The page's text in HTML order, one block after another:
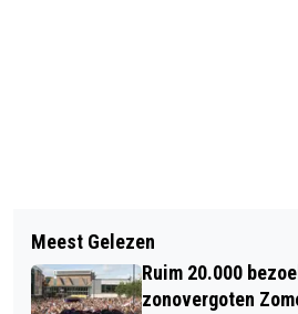
IN THE SUMMERTIME:
ZOMERHIT OOIT
GELEDEN NUMMER 1
PSV HAALT RUBEN
TERUG NAAR
Meest Gelezen
Ruim 20.000
zonovergoten